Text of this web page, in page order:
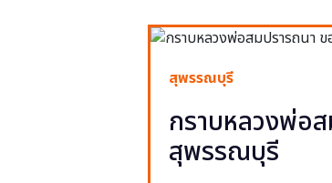
สุพรรณบุรี
กราบหลวงพ่อ
สุพรรณบุรี